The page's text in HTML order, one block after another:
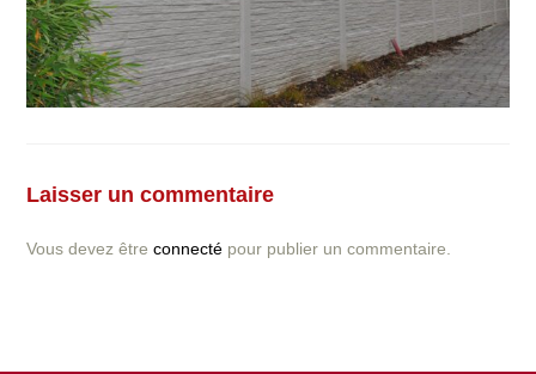
Laisser un commentaire
Vous devez êtreconnecté pour publier un commentaire.
N’hésitez pas à nous contacter ! nous vous proposerons
projet.